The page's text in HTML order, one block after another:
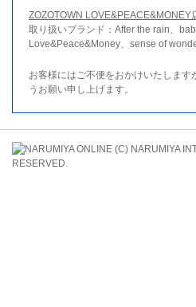
ZOZOTOWN LOVE&PEACE&MONEY
取り扱いブランド：After the rain、
Love&Peace&Money、sense of
お客様にはご不便をおかけいたします
うお願い申し上げます。